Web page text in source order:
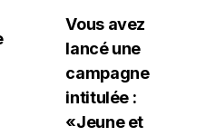
Vous avez
lancé une
campagne
intitulée :
«Jeune et